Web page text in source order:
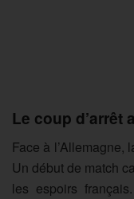
Le coup d’arrêt
Face à l’Allemagne,
Un début de match
les espoirs